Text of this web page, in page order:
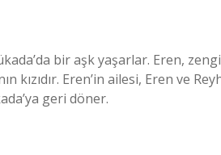
bir aşk yaşarlar. Eren,
kızıdır. Eren’in ailesi, Eren ve
geri döner.